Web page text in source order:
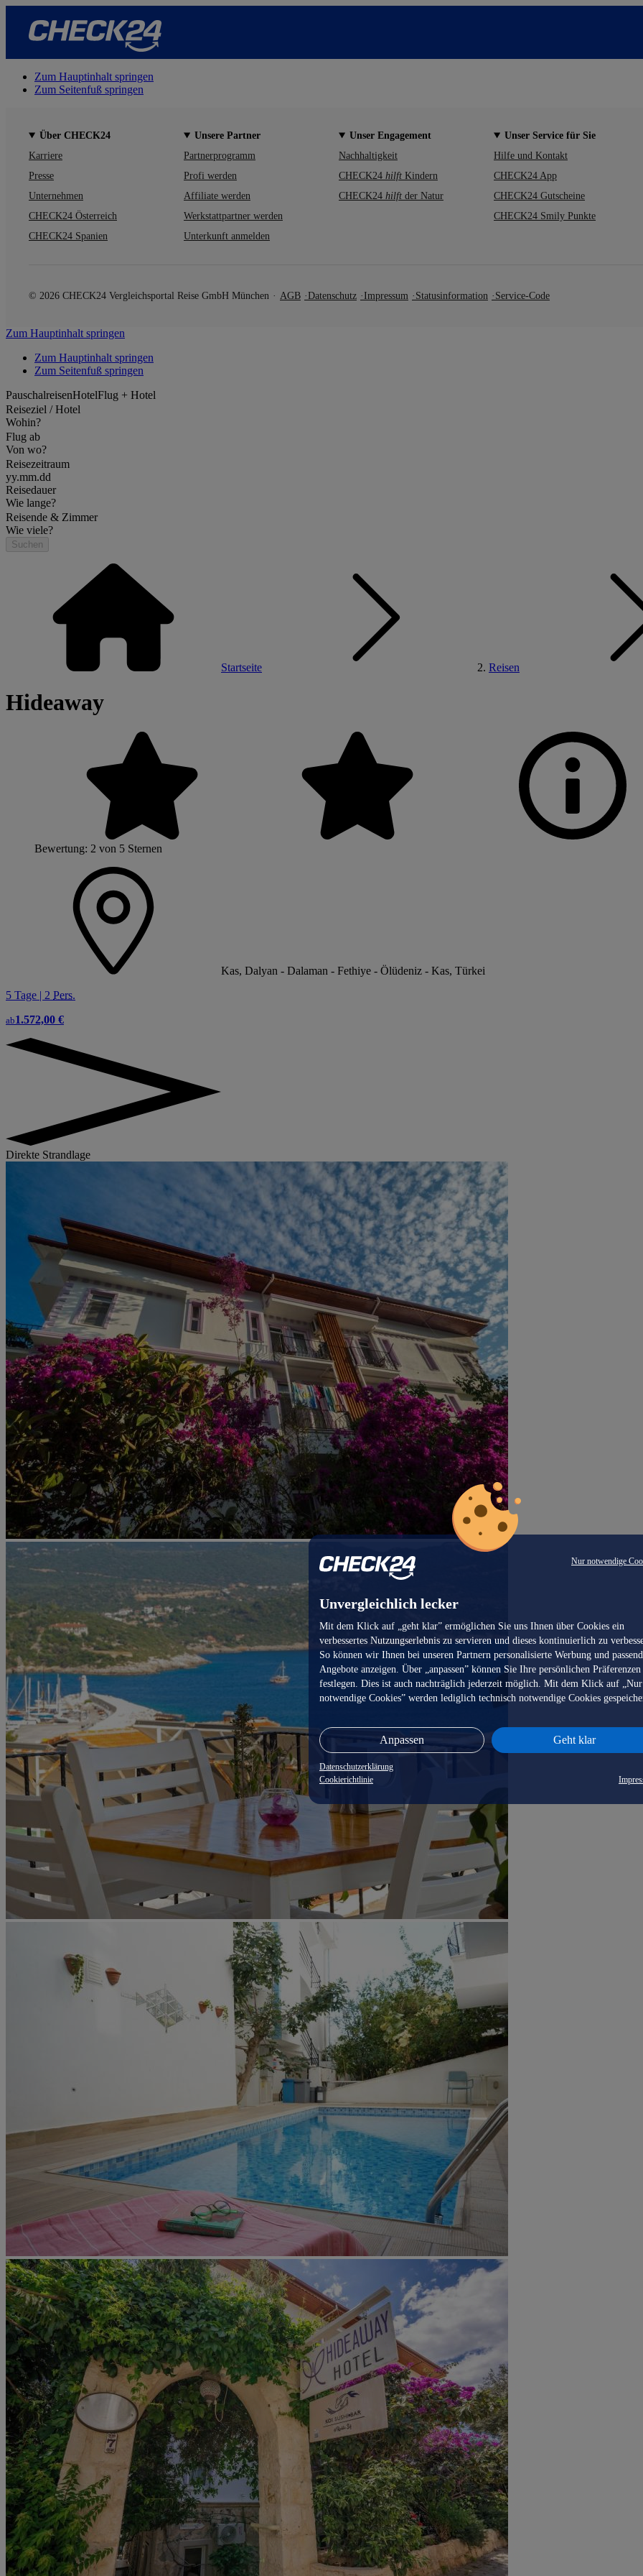
Nur notwendige
Unvergleichlich lecker
Mit dem Klick auf „geht klar” ermöglichen Sie uns Ihnen über Cookies ein
verbessertes Nutzungserlebnis zu servieren und dieses kontinuierlich zu
So können wir Ihnen bei unseren Partnern personalisierte Werbung und
Angebote anzeigen. Über „anpassen” können Sie Ihre persönlichen Präferenzen
festlegen. Dies ist auch nachträglich jederzeit möglich. Mit dem Klick auf „Nur
notwendige Cookies” werden lediglich technisch notwendige Cookies
Anpassen Geht klar
Datenschutzerklärung
Cookierichtlinie
Zum Hauptinhalt springen
Zum Seitenfuß springen
Über CHECK24
Karriere
Presse
Unternehmen
CHECK24 Österreich
CHECK24 Spanien
Unsere Partner
Partnerprogramm
Profi werden
Affiliate werden
Werkstattpartner werden
Unterkunft anmelden
Unser Engagement
Nachhaltigkeit
CHECK24 hilft Kindern
CHECK24 hilft der Natur
Unser Service für Sie
Hilfe und Kontakt
CHECK24 App
CHECK24 Gutscheine
CHECK24 Smily Punkte
© 2026 CHECK24 Vergleichsportal Reise GmbH München AGB Datenschutz Impressum Statusinformation Service-Code
Zum Hauptinhalt springen
Zum Hauptinhalt springen
Zum Seitenfuß springen
PauschalreisenHotelFlug + Hotel
Reiseziel / Hotel
Wohin?
Flug ab
Von wo?
Reisezeitraum
yy.mm.dd
Reisedauer
Wie lange?
Reisende & Zimmer
Wie viele?
Suchen
Startseite Reisen
Hideaway
Bewertung: 2 von 5 Sternen
Kas, Dalyan - Dalaman - Fethiye - Ölüdeniz - Kas, Türkei
5 Tage | 2 Pers.
ab1.572,00 €
Direkte Strandlage